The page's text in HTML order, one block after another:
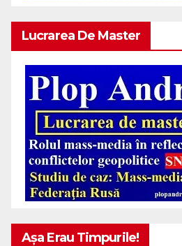
Lucrarea De Master
Așa Erau Timpurile!